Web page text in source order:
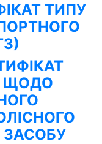
ТИПУ
ЩОДО